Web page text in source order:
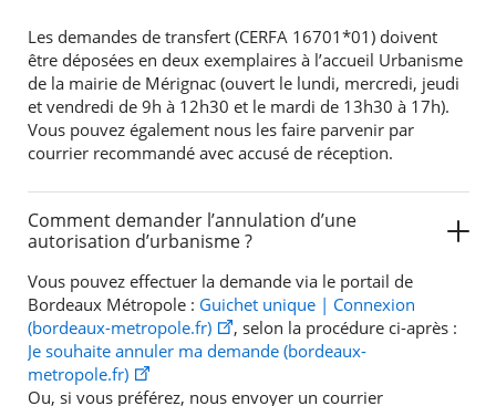
Les demandes de transfert (CERFA 16701*01) doivent
être déposées en deux exemplaires à l’accueil Urbanisme
de la mairie de Mérignac (ouvert le lundi, mercredi, jeudi
et vendredi de 9h à 12h30 et le mardi de 13h30 à 17h).
Vous pouvez également nous les faire parvenir par
courrier recommandé avec accusé de réception.
Comment demander l’annulation d’une
autorisation d’urbanisme ?
Vous pouvez effectuer la demande via le portail de
Bordeaux Métropole : Guichet unique | Connexion
(bordeaux-metropole.fr)
, selon la procédure ci-après :
Je souhaite annuler ma demande (bordeaux-
metropole.fr)
Ou, si vous préférez, nous envoyer un courrier